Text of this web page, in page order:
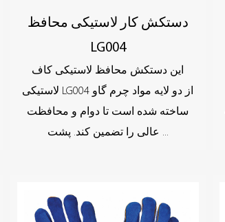
دستکش کار لاستیکی محافظ
LG004
این دستکش محافظ لاستیکی کاف
لاستیکی LG004 از دو لایه مواد چرم گاو
ساخته شده است تا دوام و محافظت
عالی را تضمین کند. پشت ...